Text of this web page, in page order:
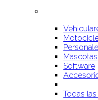
Mascotas
Software
Todas las